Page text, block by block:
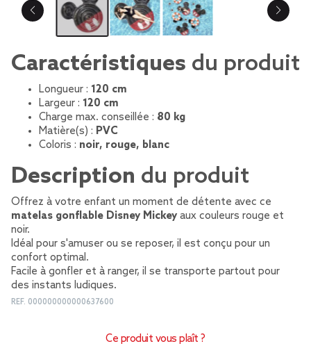
Caractéristiques du produit
Longueur : 120 cm
Largeur : 120 cm
Charge max. conseillée : 80 kg
Matière(s) : PVC
Coloris : noir, rouge, blanc
Description du produit
Offrez à votre enfant un moment de détente avec ce
matelas gonflable Disney Mickey aux couleurs rouge et
noir.
Idéal pour s'amuser ou se reposer, il est conçu pour un
confort optimal.
Facile à gonfler et à ranger, il se transporte partout pour
des instants ludiques.
REF. 000000000000637600
Ce produit vous plaît ?